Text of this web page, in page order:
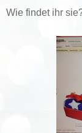
Wie findet ihr